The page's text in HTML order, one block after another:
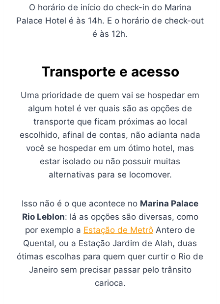
O horário de início do check-in do Marina
Palace Hotel é às 14h. E o horário de check-out
é às 12h.
Transporte e acesso
Uma prioridade de quem vai se hospedar em
algum hotel é ver quais são as opções de
transporte que ficam próximas ao local
escolhido, afinal de contas, não adianta nada
você se hospedar em um ótimo hotel, mas
estar isolado ou não possuir muitas
alternativas para se locomover.
Isso não é o que acontece no Marina Palace
Rio Leblon: lá as opções são diversas, como
por exemplo a Estação de Metrô Antero de
Quental, ou a Estação Jardim de Alah, duas
ótimas escolhas para quem quer curtir o Rio de
Janeiro sem precisar passar pelo trânsito
carioca.